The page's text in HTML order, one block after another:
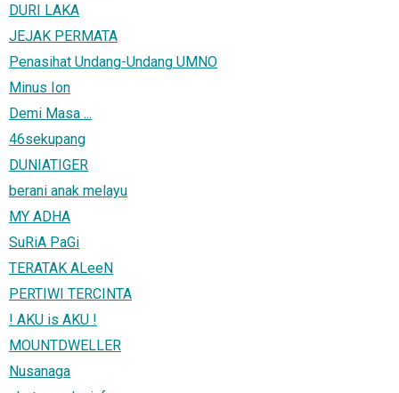
DURI LAKA
JEJAK PERMATA
Penasihat Undang-Undang UMNO
Minus Ion
Demi Masa ...
46sekupang
DUNIATIGER
berani anak melayu
MY ADHA
SuRiA PaGi
TERATAK ALeeN
PERTIWI TERCINTA
! AKU is AKU !
MOUNTDWELLER
Nusanaga